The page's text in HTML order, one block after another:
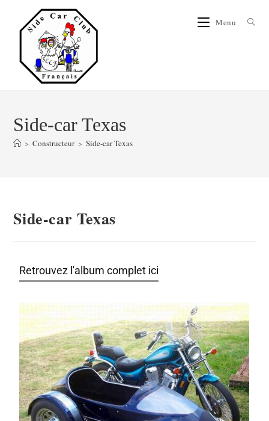
Menu
Side-car Texas
> Constructeur > Side-car Texas
Side-car Texas
Retrouvez l'album complet ici